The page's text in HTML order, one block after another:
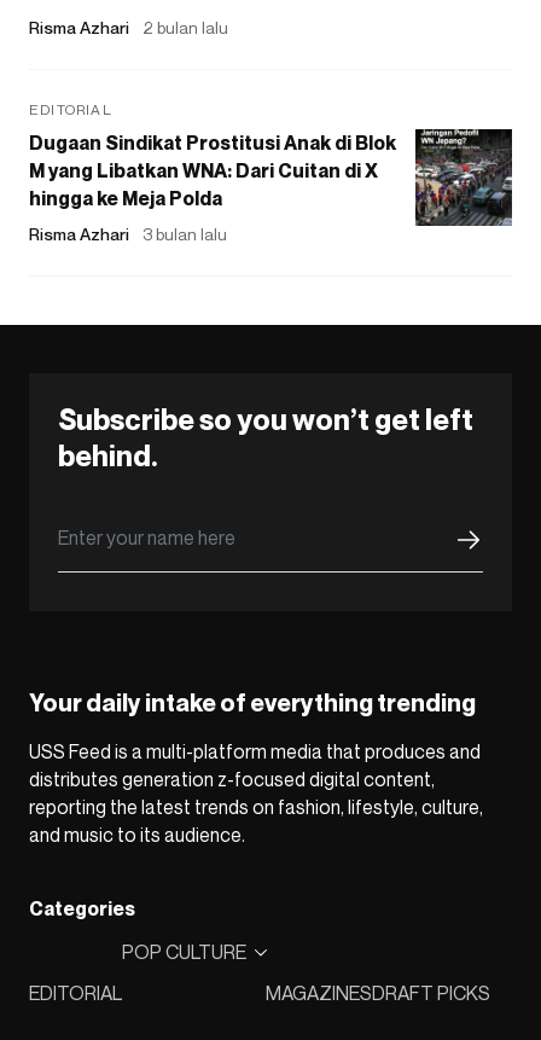
Risma Azhari 2 bulan lalu
EDITORIAL
Dugaan Sindikat Prostitusi Anak di Blok
M yang Libatkan WNA: Dari Cuitan di X
hingga ke Meja Polda
Risma Azhari 3 bulan lalu
Subscribe so you won’t get left
behind.
Your daily intake of everything trending
USS Feed is a multi-platform media that produces and
distributes generation z-focused digital content,
reporting the latest trends on fashion, lifestyle, culture,
and music to its audience.
Categories
EDITORIAL
POP CULTURE
MAGAZINESDRAFT PICKS